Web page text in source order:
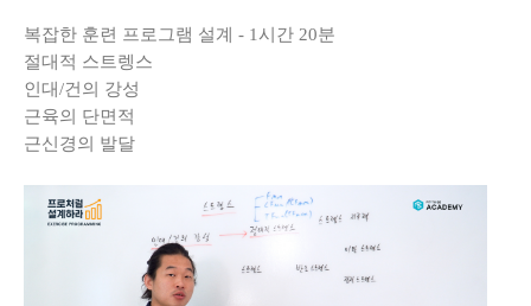
복잡한 훈련 프로그램 설계 - 1시간 20분
절대적 스트렝스
인대/건의 강성
근육의 단면적
근신경의 발달